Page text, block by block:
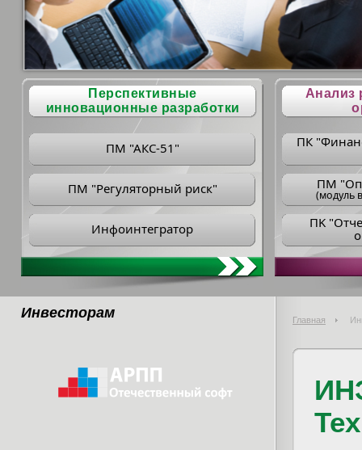
Перспективные
инновационные разработки
ПМ "АКС-51"
ПМ "Регуляторный риск"
Инфоинтегратор
Анализ
ПК
ПM
(модуль
ПK
Инвеcторам Главная